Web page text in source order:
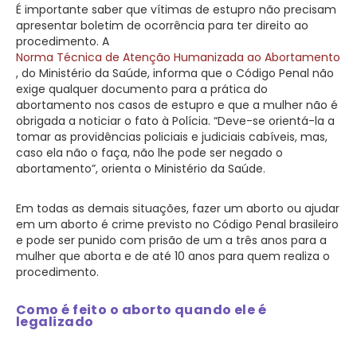
É importante saber que vítimas de estupro não precisam
apresentar boletim de ocorrência para ter direito ao
procedimento. A
Norma Técnica de Atenção Humanizada ao Abortamento
, do Ministério da Saúde, informa que o Código Penal não
exige qualquer documento para a prática do
abortamento nos casos de estupro e que a mulher não é
obrigada a noticiar o fato à Polícia. “Deve-se orientá-la a
tomar as providências policiais e judiciais cabíveis, mas,
caso ela não o faça, não lhe pode ser negado o
abortamento”, orienta o Ministério da Saúde.
Em todas as demais situações, fazer um aborto ou ajudar
em um aborto é crime previsto no Código Penal brasileiro
e pode ser punido com prisão de um a três anos para a
mulher que aborta e de até 10 anos para quem realiza o
procedimento.
Como é feito o aborto quando ele é
legalizado